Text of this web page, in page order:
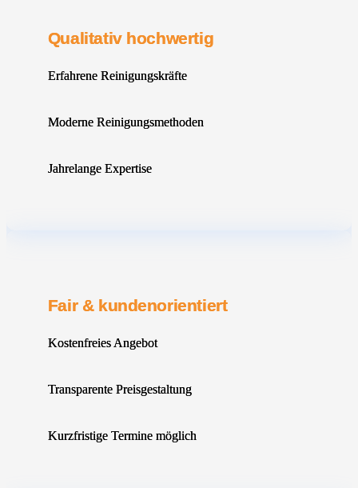
Qualitativ hochwertig
Erfahrene Reinigungskräfte
Moderne Reinigungsmethoden
Jahrelange Expertise
Fair & kundenorientiert
Kostenfreies Angebot
Transparente Preisgestaltung
Kurzfristige Termine möglich